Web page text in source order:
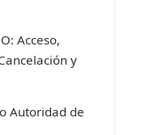
Acceso,
y
Autoridad de